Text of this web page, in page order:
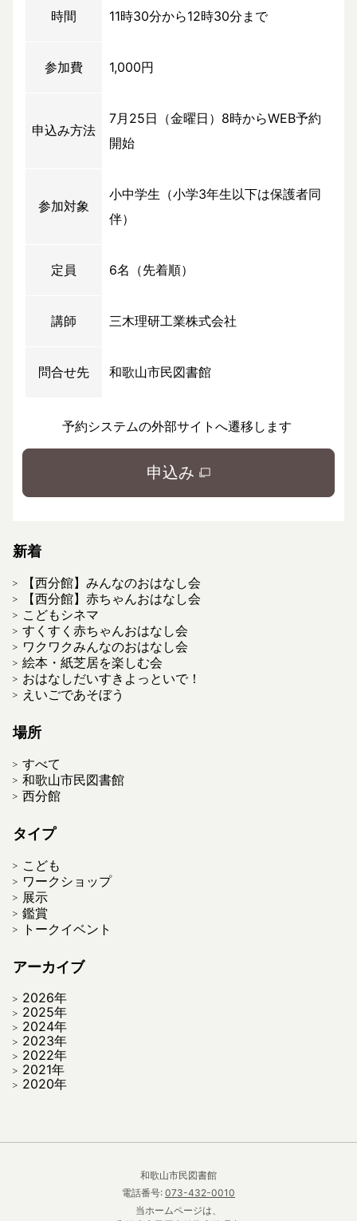
時間 11時30分から12時30分まで
参加費 1,000円
申込み方法
7月25日（金曜日）8時からWEB予約
開始
参加対象
小中学生（小学3年生以下は保護者同
伴）
定員 6名（先着順）
講師 三木理研工業株式会社
問合せ先 和歌山市民図書館
予約システムの外部サイトへ遷移します
申込み
新着
【西分館】みんなのおはなし会
【西分館】赤ちゃんおはなし会
こどもシネマ
すくすく赤ちゃんおはなし会
ワクワクみんなのおはなし会
絵本・紙芝居を楽しむ会
おはなしだいすきよっといで！
えいごであそぼう
場所
すべて
和歌山市民図書館
西分館
タイプ
こども
ワークショップ
展示
鑑賞
トークイベント
アーカイブ
2026年
2025年
2024年
2023年
2022年
2021年
2020年
和歌山市民図書館
電話番号: 073-432-0010
当ホームページは、